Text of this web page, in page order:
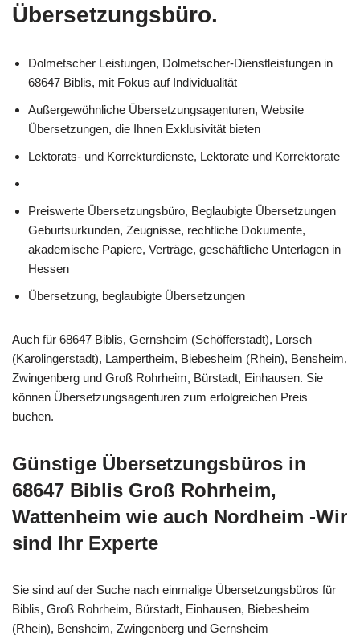
Übersetzungsbüro.
Dolmetscher Leistungen, Dolmetscher-Dienstleistungen in
68647 Biblis, mit Fokus auf Individualität
Außergewöhnliche Übersetzungsagenturen, Website
Übersetzungen, die Ihnen Exklusivität bieten
Lektorats- und Korrekturdienste, Lektorate und Korrektorate
Preiswerte Übersetzungsbüro, Beglaubigte Übersetzungen
Geburtsurkunden, Zeugnisse, rechtliche Dokumente,
akademische Papiere, Verträge, geschäftliche Unterlagen in
Hessen
Übersetzung, beglaubigte Übersetzungen
Auch für 68647 Biblis, Gernsheim (Schöfferstadt), Lorsch
(Karolingerstadt), Lampertheim, Biebesheim (Rhein), Bensheim,
Zwingenberg und Groß Rohrheim, Bürstadt, Einhausen. Sie
können Übersetzungsagenturen zum erfolgreichen Preis
buchen.
Günstige Übersetzungsbüros in
68647 Biblis Groß Rohrheim,
Wattenheim wie auch Nordheim -Wir
sind Ihr Experte
Sie sind auf der Suche nach einmalige Übersetzungsbüros für
Biblis, Groß Rohrheim, Bürstadt, Einhausen, Biebesheim
(Rhein), Bensheim, Zwingenberg und Gernsheim